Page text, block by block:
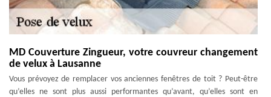
MD Couverture Zingueur, votre couvreur changement
de velux à Lausanne
Vous prévoyez de remplacer vos anciennes fenêtres de toit ? Peut-être
qu’elles ne sont plus aussi performantes qu’avant, qu’elles sont en